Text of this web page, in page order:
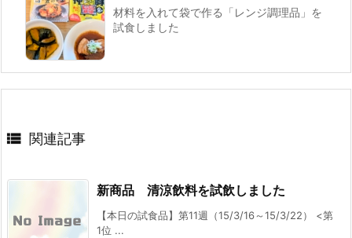
材料を入れて袋で作る「レンジ調理品」を
試食しました
 関連記事
新商品 清涼飲料を試飲しました
【本日の試食品】第11週（15/3/16～15/3/22） <第
1位 ...